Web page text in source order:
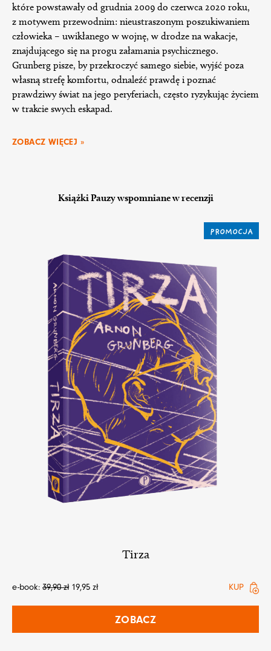
które powstawały od grudnia 2009 do czerwca 2020 roku,
z motywem przewodnim: nieustraszonym poszukiwaniem
człowieka – uwikłanego w wojnę, w drodze na wakacje,
znajdującego się na progu załamania psychicznego.
Grunberg pisze, by przekroczyć samego siebie, wyjść poza
własną strefę komfortu, odnaleźć prawdę i poznać
prawdziwy świat na jego peryferiach, często ryzykując życiem
w trakcie swych eskapad.
ZOBACZ WIĘCEJ »
Książki Pauzy wspomniane w recenzji
PROMOCJA
Tirza
e-book: 39,90zł 19,95 zł KUP
ZOBACZ